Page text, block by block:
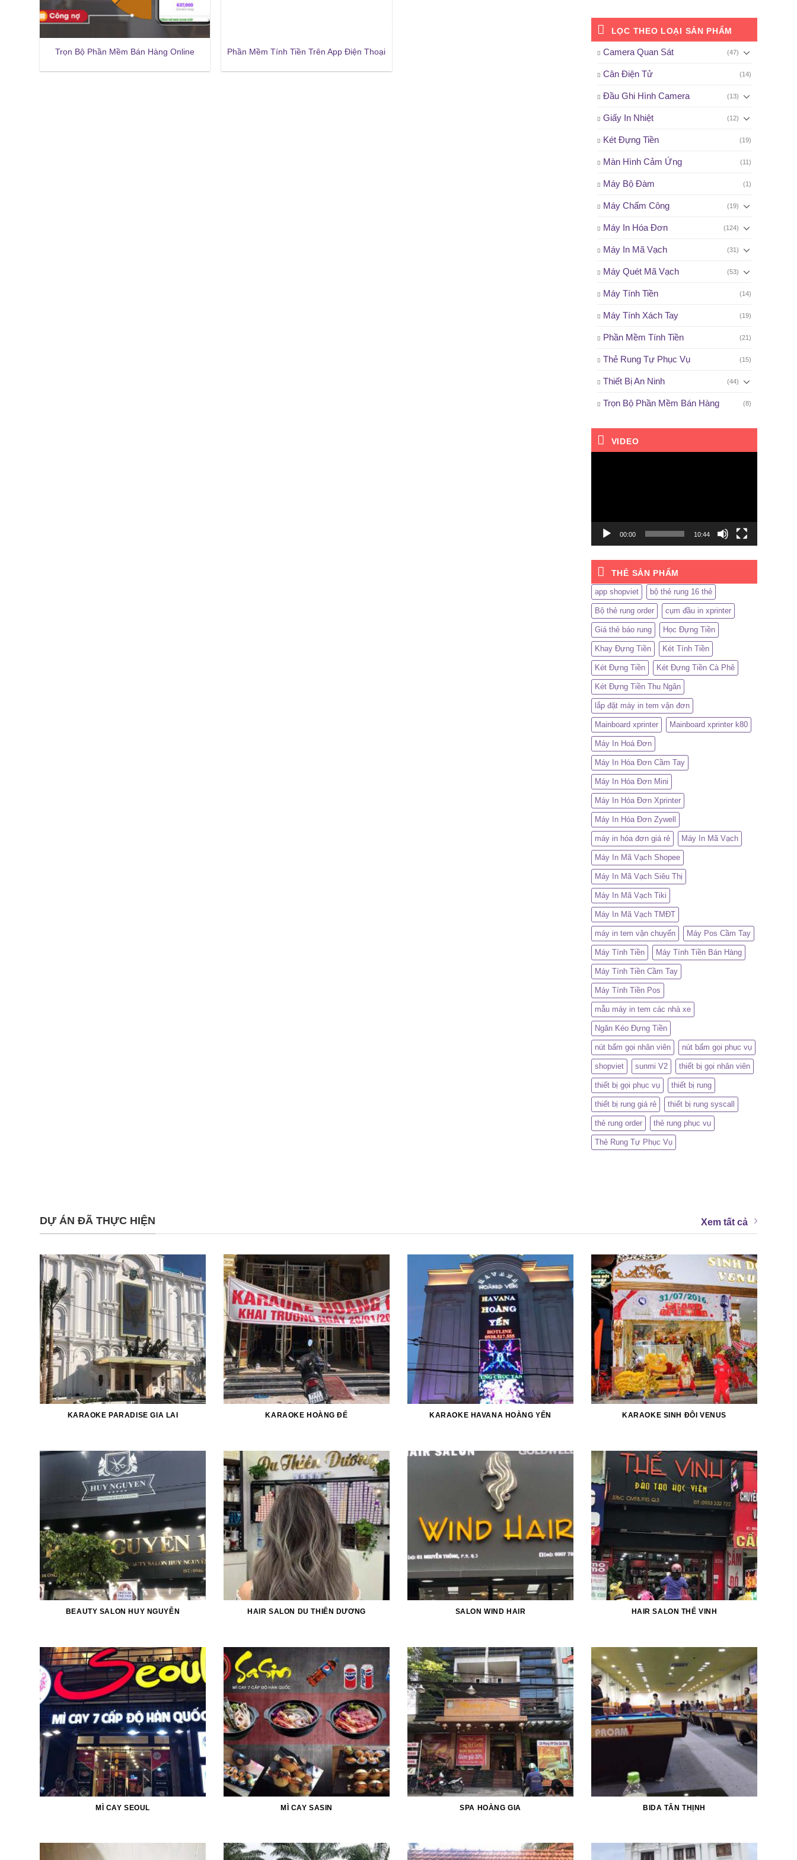
Trọn Bộ Phần Mềm Bán Hàng Online Phần Mềm Tính Tiền Trên App Điện Thoại
LỌC THEO LOẠI SẢN PHẨM
Camera Quan Sát (47)
Cân Điện Tử (14)
Đầu Ghi Hình Camera (13)
Giấy In Nhiệt (12)
Két Đựng Tiền (19)
Màn Hình Cảm Ứng (11)
Máy Bộ Đàm (1)
Máy Chấm Công (19)
Máy In Hóa Đơn (124)
Máy In Mã Vạch (31)
Máy Quét Mã Vạch (53)
Máy Tính Tiền (14)
Máy Tính Xách Tay (19)
Phần Mềm Tính Tiền (21)
Thẻ Rung Tự Phục Vụ (15)
Thiết Bị An Ninh (44)
Trọn Bộ Phần Mềm Bán Hàng (8)
VIDEO
00:00 10:44
THẺ SẢN PHẨM
app shopviet bộ thẻ rung 16 thẻ
Bộ thẻ rung order cụm đầu in xprinter
Giá thẻ báo rung Học Đựng Tiền
Khay Đựng Tiền Két Tính Tiền
Két Đựng Tiền Két Đựng Tiền Cà Phê
Két Đựng Tiền Thu Ngân
lắp đặt máy in tem vận đơn
Mainboard xprinter Mainboard xprinter k80
Máy In Hoá Đơn
Máy In Hóa Đơn Cầm Tay
Máy In Hóa Đơn Mini
Máy In Hóa Đơn Xprinter
Máy In Hóa Đơn Zywell
máy in hóa đơn giá rẻ Máy In Mã Vạch
Máy In Mã Vạch Shopee
Máy In Mã Vạch Siêu Thị
Máy In Mã Vạch Tiki
Máy In Mã Vạch TMĐT
máy in tem vận chuyển Máy Pos Cầm Tay
Máy Tính Tiền Máy Tính Tiền Bán Hàng
Máy Tính Tiền Cầm Tay
Máy Tính Tiền Pos
mẫu máy in tem các nhà xe
Ngăn Kéo Đựng Tiền
nút bấm gọi nhân viên nút bấm gọi phục vụ
shopviet sunmi V2 thiết bị gọi nhân viên
thiết bị gọi phục vụ thiết bị rung
thiết bị rung giá rẻ thiết bị rung syscall
thẻ rung order thẻ rung phục vụ
Thẻ Rung Tự Phục Vụ
DỰ ÁN ĐÃ THỰC HIỆN Xem tất cả
KARAOKE PARADISE GIA LAI KARAOKE HOÀNG ĐẾ KARAOKE HAVANA HOÀNG YẾN KARAOKE SINH ĐÔI VENUS
BEAUTY SALON HUY NGUYỄN HAIR SALON DU THIÊN DƯƠNG SALON WIND HAIR HAIR SALON THẾ VINH
MÌ CAY SEOUL MÌ CAY SASIN SPA HOÀNG GIA BIDA TÂN THỊNH